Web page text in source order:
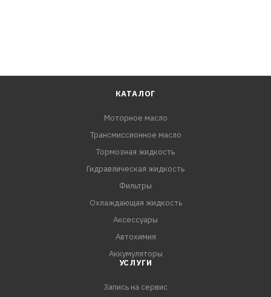
КАТАЛОГ
Моторное масло
Трансмиссионное масло
Тормозная жидкость
Гидравлическая жидкость
Фильтры
Охлаждающая жидкость
Аксессуары
Автохимия
Аккумуляторы
УСЛУГИ
Запись на сервис